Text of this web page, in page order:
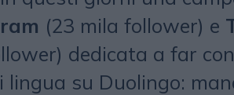
(23 mila follower) e
dedicata a far
lingua su Duolingo: